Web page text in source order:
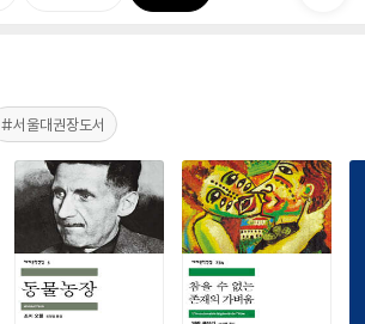
#서울대권장도서